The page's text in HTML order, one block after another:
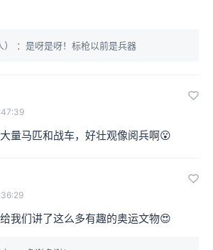
：是呀是呀！标枪以前是兵器
量马匹和战车，好壮观像阅兵啊😮
我们讲了这么多有趣的奥运文物😍